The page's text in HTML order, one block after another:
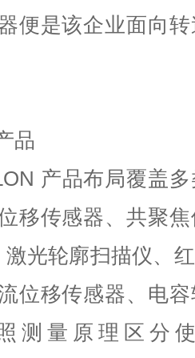
便是该企业面向
品
产品布局覆盖
移传感器、共聚
激光轮廓扫描仪、
位移传感器、电
测量原理区分